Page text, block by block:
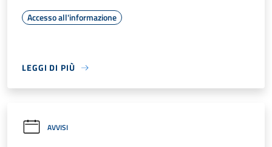
Accesso all'informazione
LEGGI DI PIÙ
AVVISI